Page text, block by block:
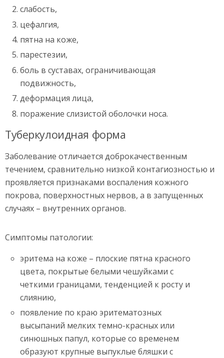
слабость,
цефалгия,
пятна на коже,
парестезии,
боль в суставах, ограничивающая
подвижность,
деформация лица,
поражение слизистой оболочки носа.
Туберкулоидная форма
Заболевание отличается доброкачественным
течением, сравнительно низкой контагиозностью и
проявляется признаками воспаления кожного
покрова, поверхностных нервов, а в запущенных
случаях – внутренних органов.
Симптомы патологии:
эритема на коже – плоские пятна красного
цвета, покрытые белыми чешуйками с
четкими границами, тенденцией к росту и
слиянию,
появление по краю эритематозных
высыпаний мелких темно-красных или
синюшных папул, которые со временем
образуют крупные выпуклые бляшки с